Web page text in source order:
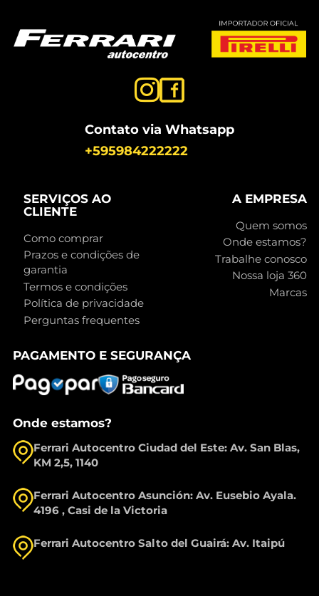
Contato via Whatsapp
+595984222222
SERVIÇOS AO
CLIENTE
Como comprar
Prazos e condições de
garantia
Termos e condições
Política de privacidade
Perguntas frequentes
A EMPRESA
Quem somos
Onde estamos?
Trabalhe conosco
Nossa loja 360
Marcas
PAGAMENTO E SEGURANÇA
Onde estamos?
Ferrari Autocentro Ciudad del Este: Av. San Blas,
KM 2,5, 1140
Ferrari Autocentro Asunción: Av. Eusebio Ayala.
4196 , Casi de la Victoria
Ferrari Autocentro Salto del Guairá: Av. Itaipú